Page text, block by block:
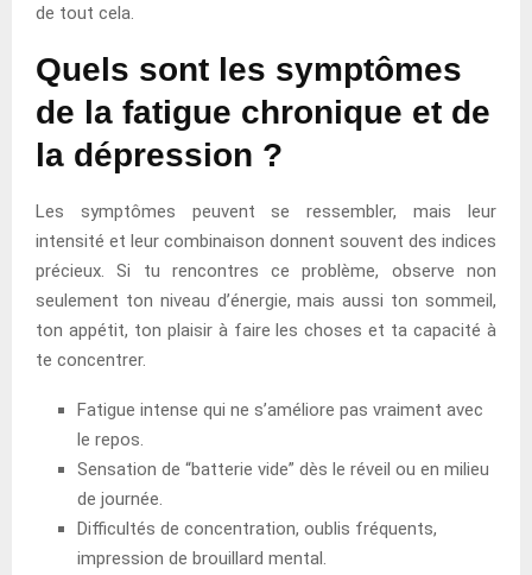
de tout cela.
Quels sont les symptômes
de la fatigue chronique et de
la dépression ?
Les symptômes peuvent se ressembler, mais leur
intensité et leur combinaison donnent souvent des indices
précieux. Si tu rencontres ce problème, observe non
seulement ton niveau d’énergie, mais aussi ton sommeil,
ton appétit, ton plaisir à faire les choses et ta capacité à
te concentrer.
Fatigue intense qui ne s’améliore pas vraiment avec
le repos.
Sensation de “batterie vide” dès le réveil ou en milieu
de journée.
Difficultés de concentration, oublis fréquents,
impression de brouillard mental.